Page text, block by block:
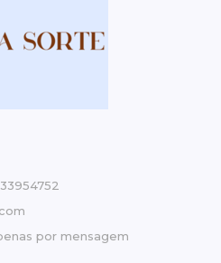
por mensagem